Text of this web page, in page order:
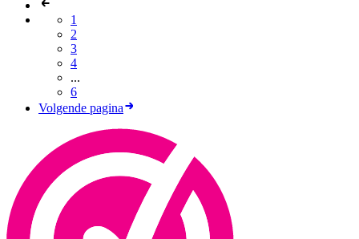
1
2
3
4
...
6
Volgende pagina